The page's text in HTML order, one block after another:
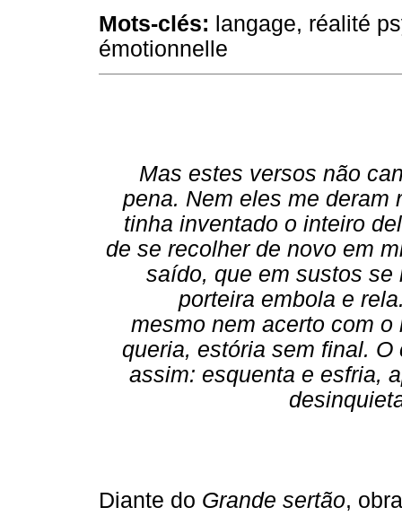
Mots-clés: langage, réalité
émotionnelle
Mas estes versos não
pena. Nem eles me deram
tinha inventado o inteiro
de se recolher de novo em
saído, que em sustos se
porteira embola e
mesmo nem acerto com
queria, estória sem final.
assim: esquenta e esfria,
Diante do Grande sertão,